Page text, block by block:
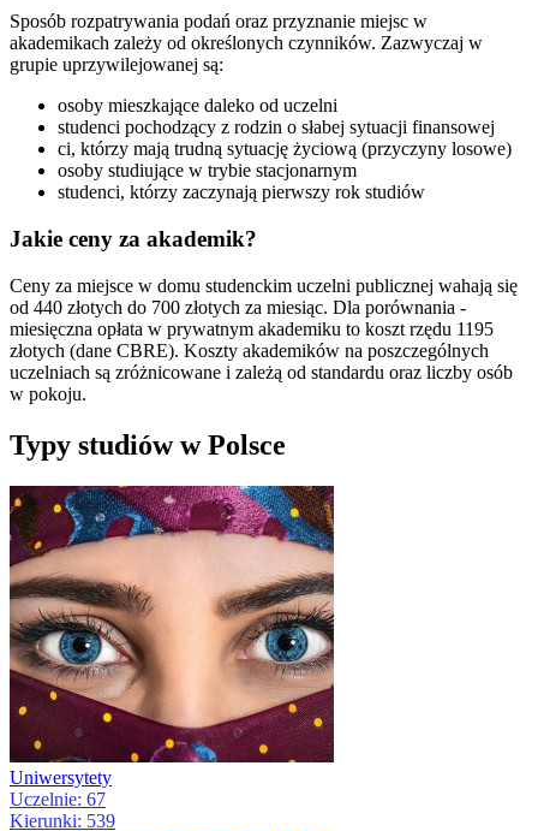
Sposób rozpatrywania podań oraz przyznanie miejsc w
akademikach zależy od określonych czynników. Zazwyczaj w
grupie uprzywilejowanej są:
osoby mieszkające daleko od uczelni
studenci pochodzący z rodzin o słabej sytuacji finansowej
ci, którzy mają trudną sytuację życiową (przyczyny losowe)
osoby studiujące w trybie stacjonarnym
studenci, którzy zaczynają pierwszy rok studiów
Jakie ceny za akademik?
Ceny za miejsce w domu studenckim uczelni publicznej wahają się
od 440 złotych do 700 złotych za miesiąc. Dla porównania -
miesięczna opłata w prywatnym akademiku to koszt rzędu 1195
złotych (dane CBRE). Koszty akademików na poszczególnych
uczelniach są zróżnicowane i zależą od standardu oraz liczby osób
w pokoju.
Typy studiów w Polsce
Uniwersytety
Uczelnie: 67
Kierunki: 539